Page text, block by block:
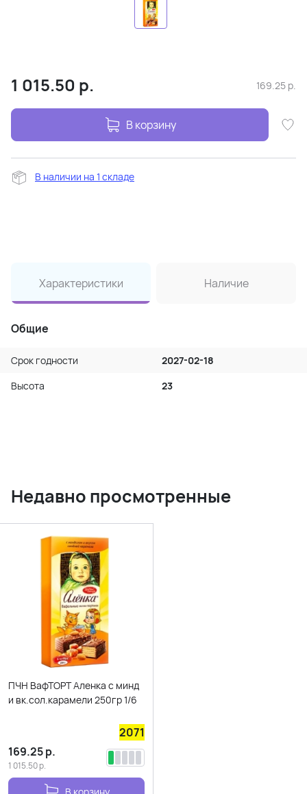
1 015.50 р. 169.25 р.
В корзину
В наличии на 1 складе
Характеристики Наличие
Общие
Срок годности
2027-02-18
Высота
23
Недавно просмотренные
ПЧН ВафТОРТ Аленка с минд
и вк.сол.карамели 250гр 1/6
2071
169.25р.
1 015.50р.